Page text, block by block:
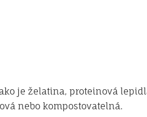
je želatina, proteinová
nebo kompostovatelná.